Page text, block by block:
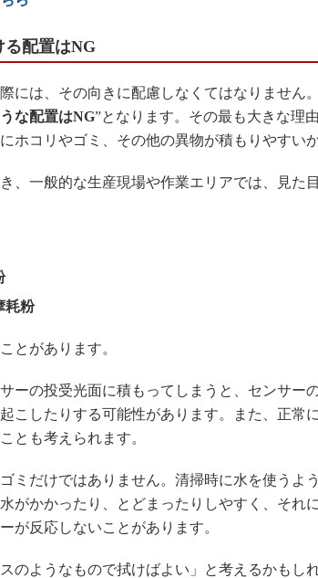
る配置はNG
には、その向きに配慮しなくてはなりません
な配置はNG”となります。その最も大きな理
ホコリやゴミ、その他の異物が積もりやすいか
、一般的な生産現場や作業エリアでは、見た
耗粉
とがあります。
ーの投受光面に積もってしまうと、センサー
こしたりする可能性があります。また、正常
とも考えられます。
ミだけではありません。清掃時に水を使うよう
がかかったり、とどまったりしやすく、それ
が反応しないことがあります。
のようなもので拭けばよい」と考えるかもし